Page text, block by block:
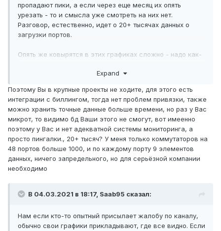
пропадают пики, а если через еще месяц их опять
урезать - то и смысла уже смотреть на них нет.
Разговор, естественно, идет о 20+ тысячах данных о
загрузки портов.
Опять же ковырятся в этих графиках сложно - надо как-
Expand
Поэтому Вы в крупные проекты не ходите, для этого есть
интеграции с биллингом, тогда нет проблем привязки, также
можно хранить точные данные больше времени, но раз у Вас
микрот, то видимо бд Ваши этого не смогут, вот имеенно
поэтому у Вас и нет адекватной системы мониторинга, а
просто пингалки., 20+ тысяч? У меня только коммутаторов на
48 портов больше 1000, и по каждому порту 9 элементов
данных, ничего запредельного, но для серьёзной компании
необходимо
В 04.03.2021 в 18:17, Saab95 сказал:
Нам если кто-то опытный присылает жалобу по каналу,
обычно свои графики прикладывают, где все видно. Если